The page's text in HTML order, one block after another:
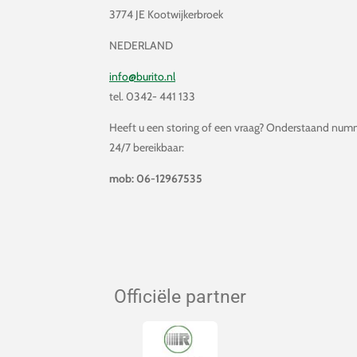
3774 JE Kootwijkerbroek
NEDERLAND
info@burito.nl
tel. 0342- 441 133
Heeft u een storing of een vraag? Onderstaand
24/7 bereikbaar:
mob: 06-12967535
Officiële partner